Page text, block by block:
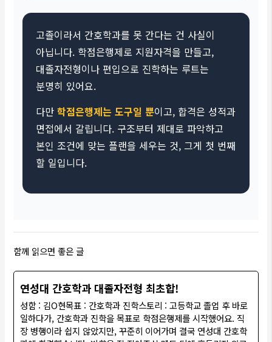
고졸이라서 간호학과를 못 간다는 건 사실이
아닙니다. 학점은행제로 지원자격을 만들고,
대졸자전형이나 편입으로 진학하는 루트는
분명히 있어요.
다만 학점은행제는 도구일 뿐이고, 합격은 성적과
면접에서 갈립니다. 구조부터 제대로 파악하고
본인 조건에 맞는 플랜을 세우는 것, 그게 첫 번째
할 일입니다.
함께 읽으면 좋은 글
연성대 간호학과 대졸자전형 최초합!
성함 : 김O현목표 : 간호학과 진학스토리 : 고등학교 졸업 후 바로
일하다가, 간호학과 진학을 목표로 학점은행제를 시작했어요. 직
장 병행이라 쉽지 않았지만, 꾸준히 이어가며 결국 연성대 간호학